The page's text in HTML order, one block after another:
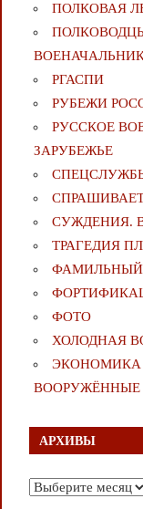
ПОЛКОВАЯ
РГАСПИ
РУБЕЖИ
РУССКОЕ
ЗАРУБЕЖЬЕ
СУЖДЕНИЯ.
ТРАГЕДИЯ
ФАМИЛЬНЫЙ
ФОТО
ХОЛОДНАЯ
ЭКОНОМИКА
АРХИВЫ
Архивы